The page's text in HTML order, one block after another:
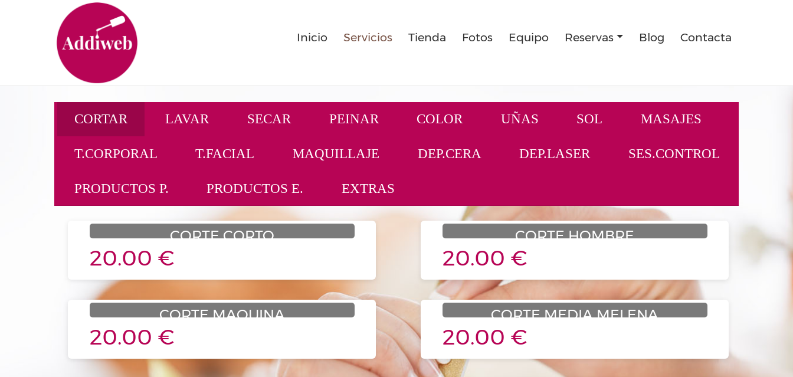
Inicio Servicios Tienda Fotos Equipo Reservas Blog Contacta
CORTAR LAVAR SECAR PEINAR COLOR UÑAS SOL MASAJES
T.CORPORAL T.FACIAL MAQUILLAJE DEP.CERA DEP.LASER SES.CONTROL
PRODUCTOS P. PRODUCTOS E. EXTRAS
20.00 €
CORTE CORTO
20.00 €
CORTE HOMBRE
20.00 €
CORTE MAQUINA
20.00 €
CORTE MEDIA MELENA